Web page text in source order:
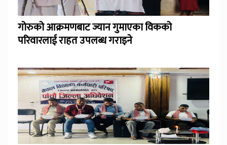
गोरुको आक्रमणबाट ज्यान गुमाएका विकको
परिवारलाई राहत उपलब्ध गराइने